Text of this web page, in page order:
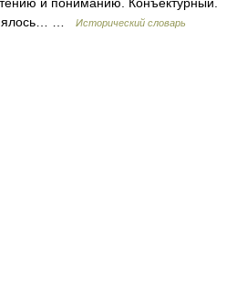
…
Исторический словарь